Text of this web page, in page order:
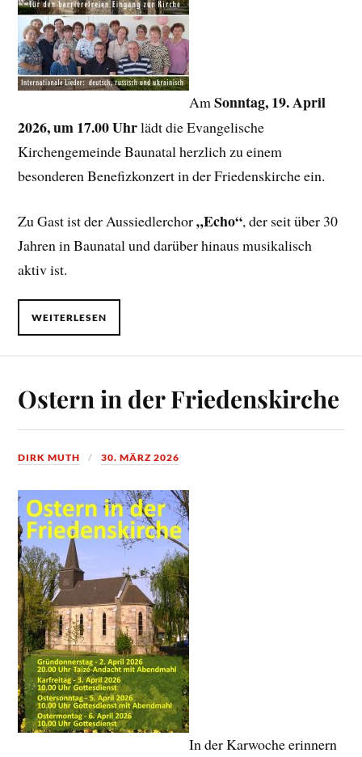
AmSonntag, 19. April
2026, um 17.00 Uhrlädt die Evangelische
Kirchengemeinde Baunatal herzlich zu einem
besonderen Benefizkonzert in der Friedenskirche ein.
Zu Gast ist der Aussiedlerchor„Echo“, der seit über 30
Jahren in Baunatal und darüber hinaus musikalisch
aktiv ist.
WEITERLESEN
Ostern in der Friedenskirche
DIRK MUTH 30. MÄRZ 2026
In der Karwoche erinnern